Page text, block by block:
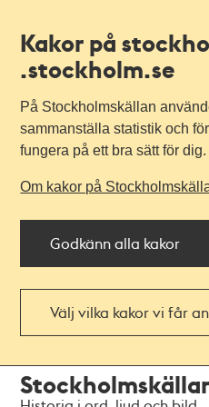
Kakor på
.stockholm.se
På Stockholmskällan
sammanställa statistik och
fungera på ett bra sätt för dig.
Om kakor på
Godkänn alla kakor
Välj vilka kakor vi får
navigationen
huvudinnehållet